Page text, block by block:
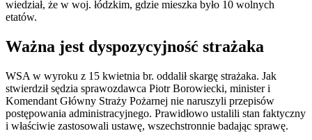
wiedział, że w woj. łódzkim, gdzie mieszka było 10 wolnych
etatów.
Ważna jest dyspozycyjność strażaka
WSA w wyroku z 15 kwietnia br. oddalił skargę strażaka. Jak
stwierdził sędzia sprawozdawca Piotr Borowiecki, minister i
Komendant Główny Straży Pożarnej nie naruszyli przepisów
postępowania administracyjnego. Prawidłowo ustalili stan faktyczny
i właściwie zastosowali ustawę, wszechstronnie badając sprawę.